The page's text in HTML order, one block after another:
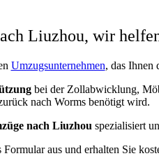
Liuzhou, wir
Umzugsunternehmen, das Ihnen
bei der Zollabwicklung,
nach Worms benötigt wird.
nach Liuzhou spezialisiert
Formular aus und erhalten Sie